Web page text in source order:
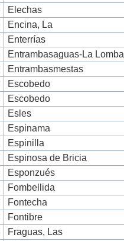
Elechas
Encina, La
Enterrías
Entrambasaguas-La Lomba
Entrambasmestas
Escobedo
Escobedo
Esles
Espinama
Espinilla
Espinosa de Bricia
Esponzués
Fombellida
Fontecha
Fontibre
Fraguas, Las